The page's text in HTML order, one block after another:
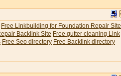
Free Linkbuilding for Foundation Repair Site
Backlink Site Free gutter cleaning Link
Free Seo directory Free Backlink directory